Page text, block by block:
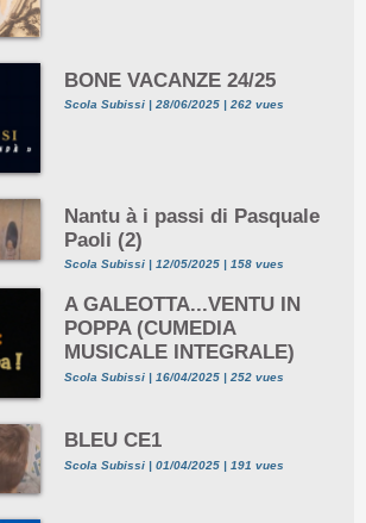
BONE VACANZE 24/25
Scola Subissi | 28/06/2025 | 262 vues
Nantu à i passi di Pasquale
Paoli (2)
Scola Subissi | 12/05/2025 | 158 vues
A GALEOTTA...VENTU IN
POPPA (CUMEDIA
MUSICALE INTEGRALE)
Scola Subissi | 16/04/2025 | 252 vues
BLEU CE1
Scola Subissi | 01/04/2025 | 191 vues